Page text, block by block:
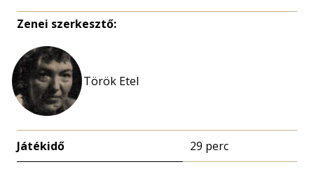
Zenei szerkesztő:
Török Etel
Játékidő 29 perc